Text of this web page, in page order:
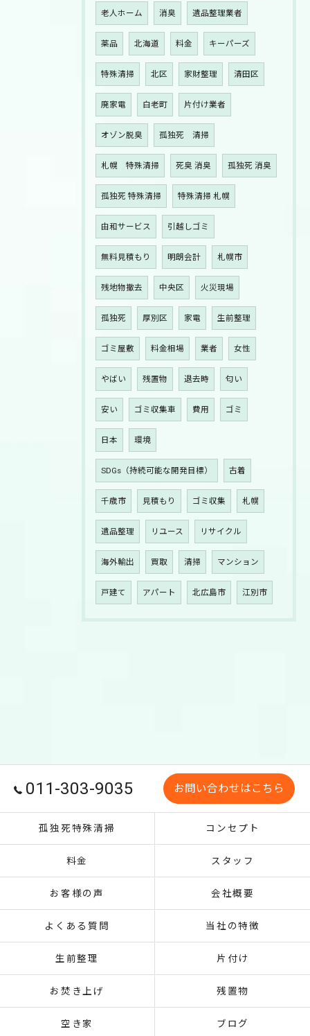
老人ホーム 消臭 遺品整理業者
薬品 北海道 料金 キーパーズ
特殊清掃 北区 家財整理 清田区
廃家電 白老町 片付け業者
オゾン脱臭 孤独死 清掃
札幌 特殊清掃 死臭 消臭 孤独死 消臭
孤独死 特殊清掃 特殊清掃 札幌
由和サービス 引越しゴミ
無料見積もり 明朗会計 札幌市
残地物撤去 中央区 火災現場
孤独死 厚別区 家電 生前整理
ゴミ屋敷 料金相場 業者 女性
やばい 残置物 退去時 匂い
安い ゴミ収集車 費用 ゴミ
日本 環境
SDGs（持続可能な開発目標） 古着
千歳市 見積もり ゴミ収集 札幌
遺品整理 リユース リサイクル
海外輸出 買取 清掃 マンション
戸建て アパート 北広島市 江別市
011-303-9035 お問い合わせはこちら
孤独死特殊清掃 コンセプト
料金 スタッフ
お客様の声 会社概要
よくある質問 当社の特徴
生前整理 片付け
お焚き上げ 残置物
空き家 ブログ